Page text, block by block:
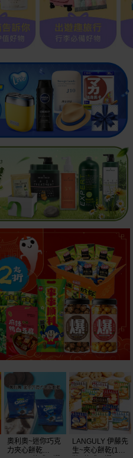
旺旺~旺仔小饅頭
(餅乾)原味(30g)
印尼 Gery~蘇打
餅乾(1包入) 厚醬